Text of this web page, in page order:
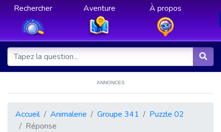
Rechercher Aventure À propos
ANNONCES
Accueil Animalerie Groupe 341
Puzzle 02
Réponse